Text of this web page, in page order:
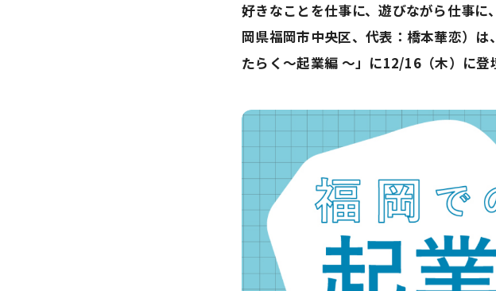
好きなことを仕事に、遊びながら仕事
岡県福岡市中央区、代表：橋本華恋）
たらく～起業編 ～」に12/16（木）に登